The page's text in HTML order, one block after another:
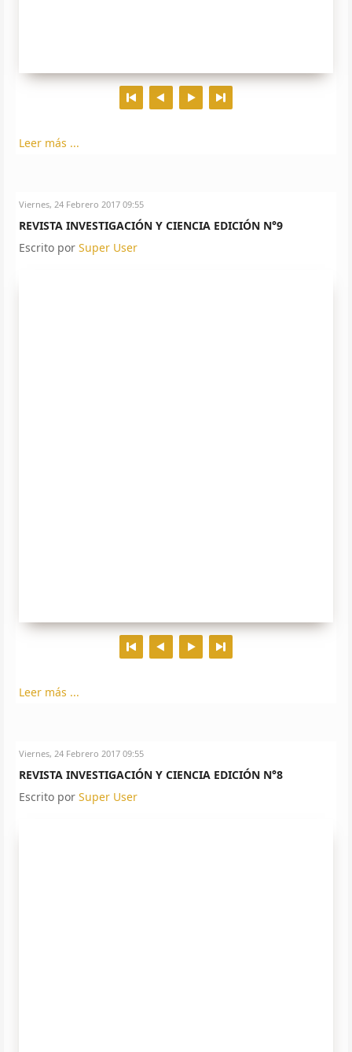
Leer más ...
Viernes, 24 Febrero 2017 09:55
REVISTA INVESTIGACIÓN Y CIENCIA EDICIÓN N°9
Escrito por Super User
Leer más ...
Viernes, 24 Febrero 2017 09:55
REVISTA INVESTIGACIÓN Y CIENCIA EDICIÓN N°8
Escrito por Super User